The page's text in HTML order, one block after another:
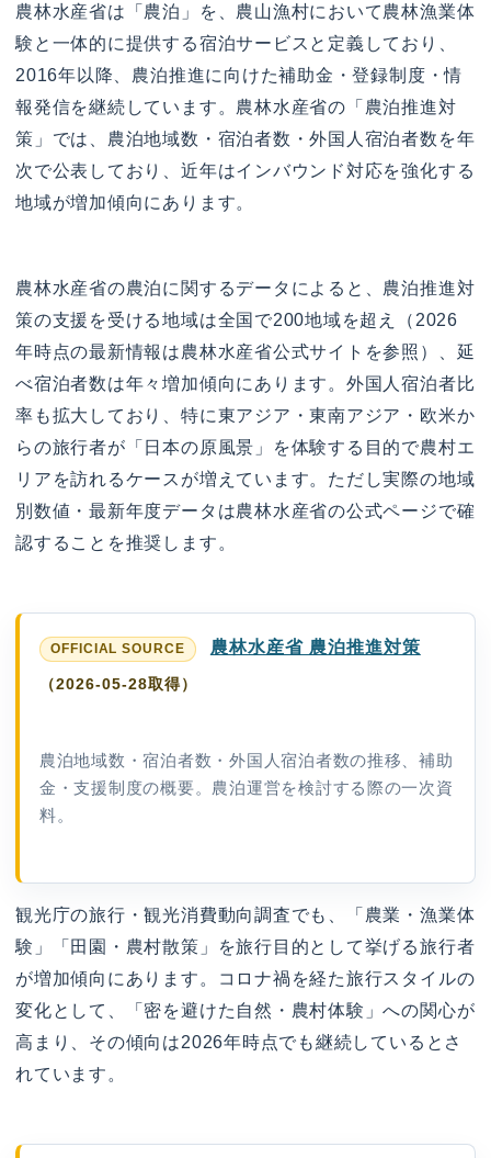
農林水産省は「農泊」を、農山漁村において農林漁業体
験と一体的に提供する宿泊サービスと定義しており、
2016年以降、農泊推進に向けた補助金・登録制度・情
報発信を継続しています。農林水産省の「農泊推進対
策」では、農泊地域数・宿泊者数・外国人宿泊者数を年
次で公表しており、近年はインバウンド対応を強化する
地域が増加傾向にあります。
農林水産省の農泊に関するデータによると、農泊推進対
策の支援を受ける地域は全国で200地域を超え（2026
年時点の最新情報は農林水産省公式サイトを参照）、延
べ宿泊者数は年々増加傾向にあります。外国人宿泊者比
率も拡大しており、特に東アジア・東南アジア・欧米か
らの旅行者が「日本の原風景」を体験する目的で農村エ
リアを訪れるケースが増えています。ただし実際の地域
別数値・最新年度データは農林水産省の公式ページで確
認することを推奨します。
農林水産省 農泊推進対策
（2026-05-28取得）
農泊地域数・宿泊者数・外国人宿泊者数の推移、補助
金・支援制度の概要。農泊運営を検討する際の一次資
料。
観光庁の旅行・観光消費動向調査でも、「農業・漁業体
験」「田園・農村散策」を旅行目的として挙げる旅行者
が増加傾向にあります。コロナ禍を経た旅行スタイルの
変化として、「密を避けた自然・農村体験」への関心が
高まり、その傾向は2026年時点でも継続しているとさ
れています。